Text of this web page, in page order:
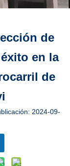
de
en la
de
2024-09-